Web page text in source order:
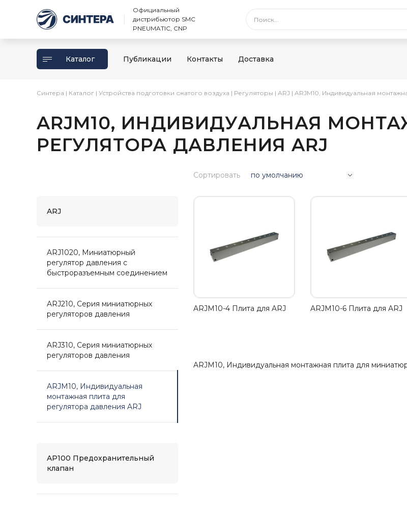
Официальный
дистрибьютор SMC
PNEUMATIC, CNP
Каталог Публикации Контакты Доставка
Синтера | Каталог | Устройства подготовки сжатого воздуха | Регуляторы | ARJ | ARJM10, Индивидуальная
ARJM10, ИНДИВИДУАЛЬНАЯ
РЕГУЛЯТОРА ДАВЛЕНИЯ ARJ
ARJ
ARJ1020, Миниатюрный
регулятор давления с
быстроразъемным соединением
ARJ210, Серия миниатюрных
регуляторов давления
ARJ310, Серия миниатюрных
регуляторов давления
ARJM10, Индивидуальная
монтажная плита для
регулятора давления ARJ
AP100 Предохранительный
клапан
Сортировать
ARJM10-4 Плита для ARJ ARJM10-6 Плита для ARJ
ARJM10, Индивидуальная монтажная плита для